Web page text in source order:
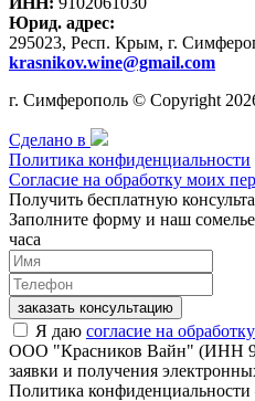
Юрид. адрес:
295023, Респ. Крым, г.
krasnikov.wine@gmail.com
г. Симферополь © Copyright
Сделано в
Политика конфиденциальности
Согласие на обработку моих
Получить бесплатную
Заполните форму и наш
часа
заказать консультацию
Я даю согласие на
ООО "Красников Вайн" (ИНН
заявки и получения
Политика